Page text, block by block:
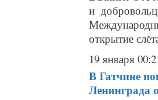
и
открытие
19 января
В Гатчине
Ленинграда